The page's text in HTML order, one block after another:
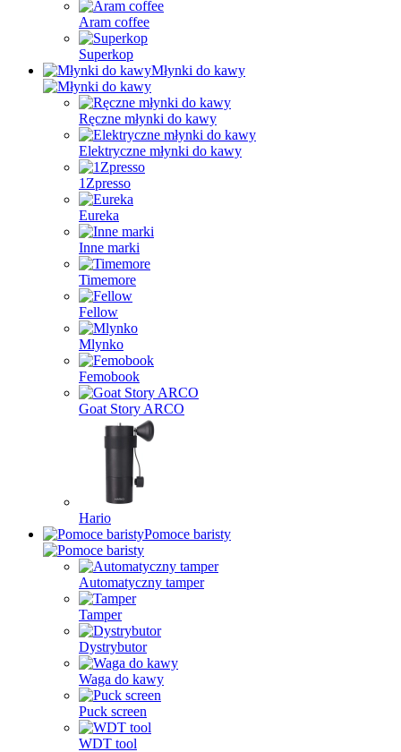
Aram coffee
Superkop
Młynki do kawy
Ręczne młynki do kawy
Elektryczne młynki do kawy
1Zpresso
Eureka
Inne marki
Timemore
Fellow
Mlynko
Femobook
Goat Story ARCO
Hario
Pomoce baristy
Automatyczny tamper
Tamper
Dystrybutor
Waga do kawy
Puck screen
WDT tool